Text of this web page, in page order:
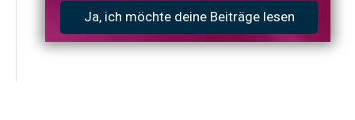
Ja, ich möchte deine Beiträge lesen